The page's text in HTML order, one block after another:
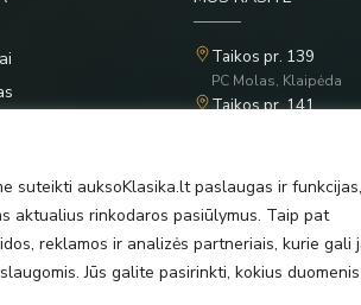
suteikti auksoKlasika.lt paslaugas ir funkcijas,
aktualius rinkodaros pasiūlymus. Taip pat
reklamos ir analizės partneriais, kurie gali
Jūs galite pasirinkti, kokius duomenis
Taikos pr. 139
PC Molas, Klaipėda
Taikos pr. 141
PC Banginis, Klaipėda